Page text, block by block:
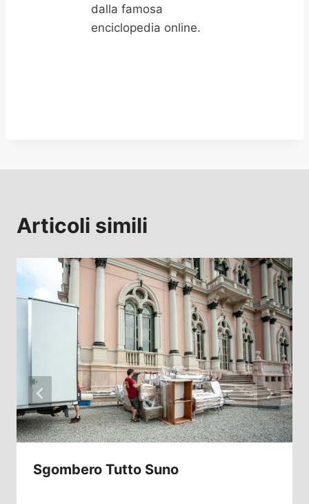
dalla famosa
enciclopedia online.
Articoli simili
Sgombero Tutto Suno